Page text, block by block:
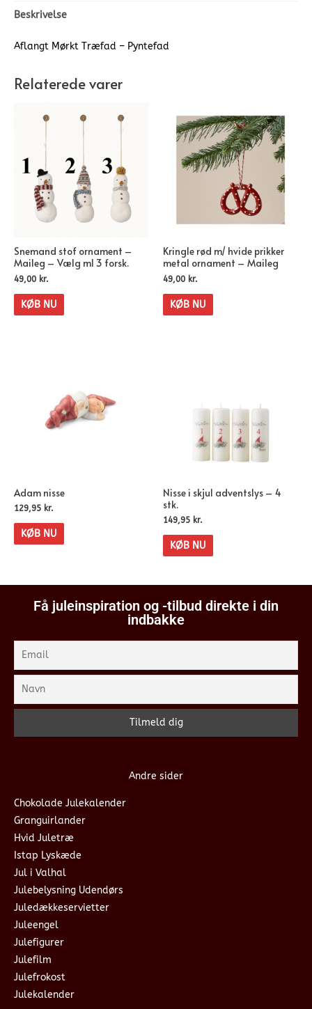
Beskrivelse
Aflangt Mørkt Træfad – Pyntefad
Relaterede varer
Snemand stof ornament –
Maileg – Vælg ml 3 forsk.
49,00 kr.
KØB NU
Kringle rød m/ hvide prikker
metal ornament – Maileg
49,00 kr.
KØB NU
Adam nisse
129,95 kr.
KØB NU
Nisse i skjul adventslys – 4
stk.
149,95 kr.
KØB NU
Få juleinspiration og -tilbud direkte i din
indbakke
Andre sider
Chokolade Julekalender
Granguirlander
Hvid Juletræ
Istap Lyskæde
Jul i Valhal
Julebelysning Udendørs
Juledækkeservietter
Juleengel
Julefigurer
Julefilm
Julefrokost
Julekalender